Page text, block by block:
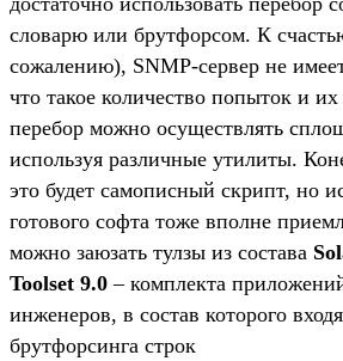
словарю или брутфорсом. К
сожалению), SNMP-сервер не
что такое количество попыток и
перебор можно осуществлять
используя различные утилиты.
это будет самописный скрипт, но
готового софта тоже вполне
можно заюзать тулзы из состава
Toolset 9.0 – комплекта
инженеров, в состав которого
брутфорсинга строк